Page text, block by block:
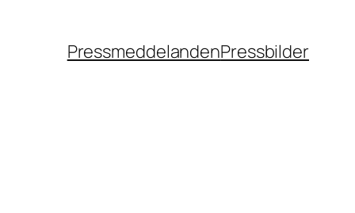
PressmeddelandenPressbilder